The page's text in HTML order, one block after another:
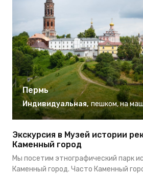
Пермь
Индивидуальная, пешком, на
Экскурсия в Музей истории
Каменный город
Мы посетим этнографический парк
Каменный город. Часто Каменный